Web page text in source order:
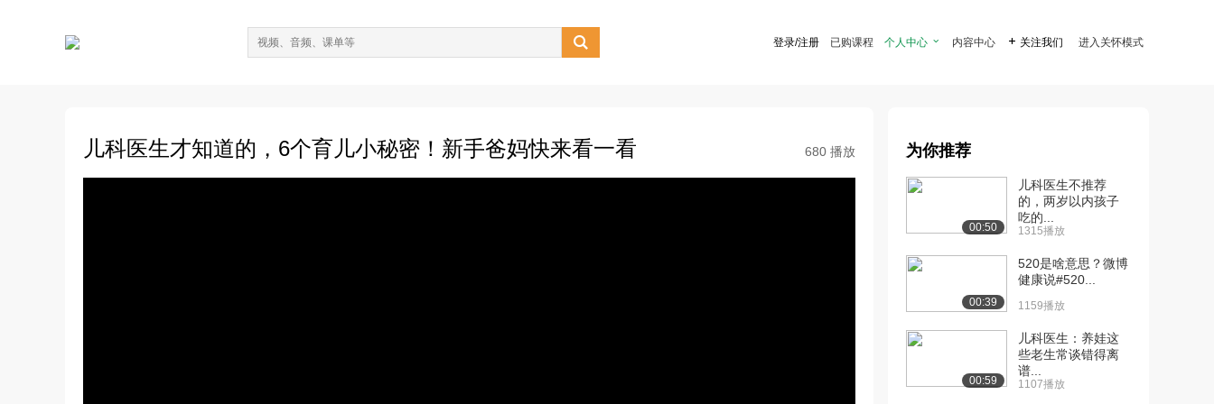
 登录/注册 已购课程 个人中心  内容中心  关注我们 进入关怀模式
儿科医生才知道的，6个育儿小秘密！新手爸妈快来看一看 680 播放 为你推荐
00:50
儿科医生不推荐
的，两岁以内孩子
吃的...
1315播放
00:39
520是啥意思？微博
健康说#520...
1159播放
00:59
儿科医生：养娃这
些老生常谈错得离
谱...
1107播放